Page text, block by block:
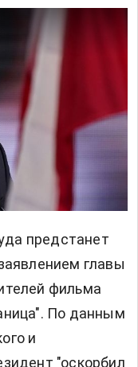
предстанет
главы
фильма
По данным
и
"оскорбил